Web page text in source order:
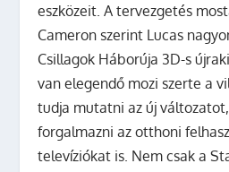
eszközeit. A tervezgetés
Cameron szerint Lucas
Csillagok Háborúja 3D-s
van elegendő mozi szerte a
tudja mutatni az új
forgalmazni az otthoni
televíziókat is. Nem csak a